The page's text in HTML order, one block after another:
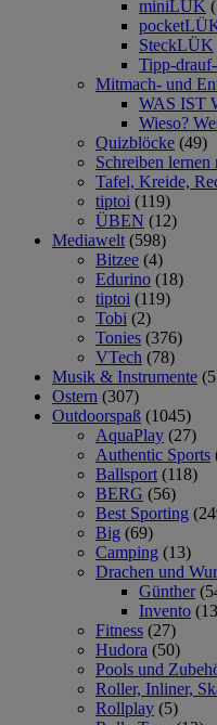
miniLÜK
SteckLÜK
Tipp-
Mitmach- und
WAS IST
Wieso?
Quizblöcke (49)
Schreiben
Tafel, Kreide,
tiptoi (119)
ÜBEN (12)
Mediawelt (598)
Bitzee (4)
Edurino (18)
tiptoi (119)
Tobi (2)
Tonies (376)
VTech (78)
Musik & Instrumente
Ostern (307)
Outdoorspaß (1045)
AquaPlay (27)
Authentic Sports
Ballsport (118)
BERG (56)
Best Sporting
Big (69)
Camping (13)
Drachen und
Günther
Invento
Fitness (27)
Hudora (50)
Pools und
Roller, Inliner,
Rollplay (5)